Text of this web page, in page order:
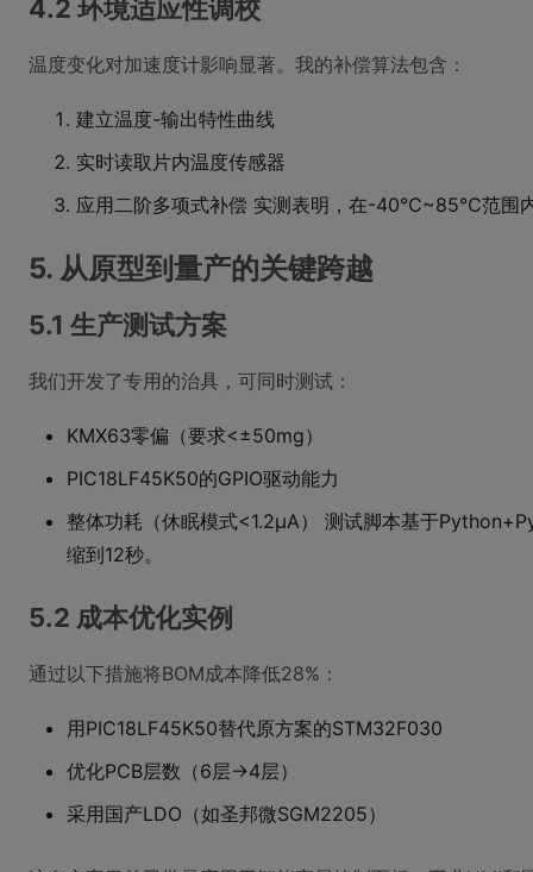
4.2 环境适应性调校
温度变化对加速度计影响显著。我的补偿算法包含：
建立温度-输出特性曲线
实时读取片内温度传感器
应用二阶多项式补偿 实测表明，在-40℃~85℃范围
5. 从原型到量产的关键跨越
5.1 生产测试方案
我们开发了专用的治具，可同时测试：
KMX63零偏（要求<±50mg）
PIC18LF45K50的GPIO驱动能力
整体功耗（休眠模式<1.2μA） 测试脚本基于
缩到12秒。
5.2 成本优化实例
通过以下措施将BOM成本降低28%：
用PIC18LF45K50替代原方案的STM32F030
优化PCB层数（6层→4层）
采用国产LDO（如圣邦微SGM2205）